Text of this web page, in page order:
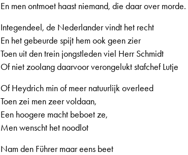
En men ontmoet haast niemand, die daar over morde.
Integendeel, de Nederlander vindt het recht
En het gebeurde spijt hem ook geen zier
Toen uit den trein jongstleden viel Herr Schmidt
Of niet zoolang daarvoor verongelukt stafchef Lutje
Of Heydrich min of meer natuurlijk overleed
Toen zei men zeer voldaan,
Een hoogere macht beboet ze,
Men wenscht het noodlot
Nam den Führer maar eens beet